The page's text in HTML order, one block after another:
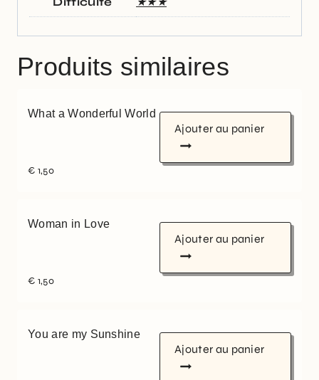
Produits similaires
What a Wonderful World
€ 1,50
Ajouter au panier
Woman in Love
€ 1,50
Ajouter au panier
You are my Sunshine
Ajouter au panier